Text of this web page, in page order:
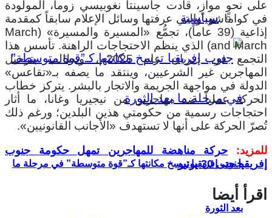
سياسية
جنوب إفريقيا ترسخ مكانتها كـ”قوة متوسطة” في مرحلة ما
بعد الثورة
على نحوٍ موازٍ، قادت جاسينتا نغوبيسي زوما، المولودة
في كواماشو، والتي عرفتها وسائل الإعلام سابقاً كمقدمة
إذاعية (39 عاماً)، تجمُّع «المسيرة والمسيرة» (March
and March) الذي ينظم الاحتجاجات الراهنة. تأسس هذا
التجمع في ديربان عام 2025م، ويطالب بترحيل
المهاجرين غير الشرعيين، وينتقد ما يصفه بـ«تقاعس»
الدولة في مواجهة الجريمة والاتجار بالبشر. يتركز خطاب
الحركة عملياً ضد مهاجرين من نيجيريا وغانا، ما أثار
احتجاجات رسمية من حكومتي هذين البلدين؛ ورغم ذلك
تُصرّ الحركة على أنها لا تستهدف «الأجانب القانونيين».
للمزيد: حركة مناهضة للمهاجرين تمهل حكومة جنوب
إفريقيا حتى 30 يونيو
اقرأ أيضا